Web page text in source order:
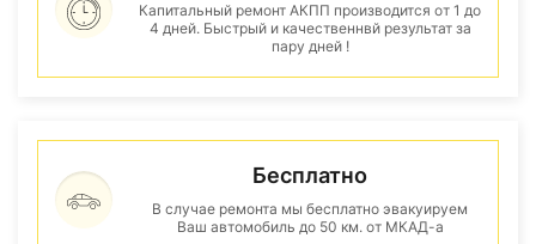
Капитальный ремонт АКПП производится от 1 до
4 дней. Быстрый и качественнвй результат за
пару дней !
Бесплатно
В случае ремонта мы бесплатно эвакуируем
Ваш автомобиль до 50 км. от МКАД-а